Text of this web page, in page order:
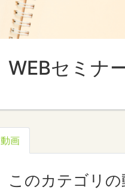
WEBセミナ
動画
このカテゴリの